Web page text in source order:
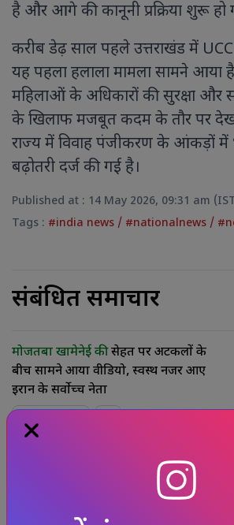
है और आगे की कानूनी प्रक्रिया शुरू हो
करीब डेढ़ साल पहले उत्तराखंड में
यह पहला हलाला मामला सामने आया
महिलाओं के अधिकारों की सुरक्षा और
के खिलाफ मजबूत कदम के तौर पर देख
राज्य में विवाह पंजीकरण के आंकड़ों में
बढ़ोतरी दर्ज की गई है।
Published at : 14 May 2026, 09:31 am
Tags : #india news / #nationalnews /
संबंधित समाचार
मोजतबा खामेनेई कीसेहत पर अटकलों के
बीच सामने आया वीडियो, स्वस्थ नजर आए
ईरान के सर्वोच्च नेता
अंतरराष्ट्रीय
विश्व आदिवासी दिवस
2026,जल, जंगल और जमीन की रक्षा से लेकर